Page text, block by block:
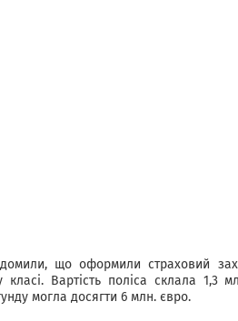
що оформили страховий
Вартість поліса склала 1,3
могла досягти 6 млн. євро.